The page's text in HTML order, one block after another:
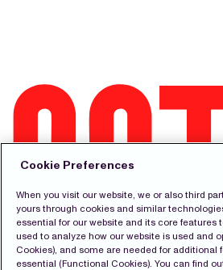
Kontakt
Pressrum
Prenumerera
LinkedIn
English
Cookie Preferences
When you visit our website, we or also third
yours through cookies and similar
essential for our website and its core features
used to analyze how our website is used and
Cookies), and some are needed for additional
essential (Functional Cookies). You can find